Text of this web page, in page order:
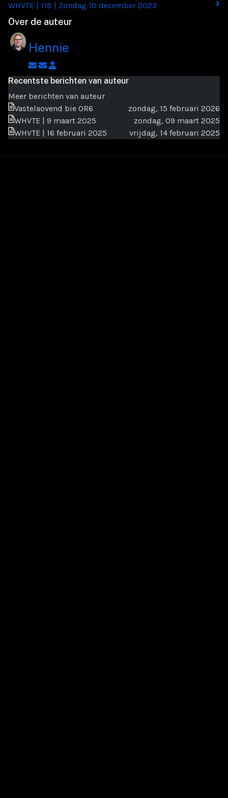
WHVTE | 118 | Zondag 10 december 2023
Over de auteur
Hennie
Abonneer
op
updates
Afmelden
op
van
auteur
Hennie
Recentste berichten van auteur
Meer berichten van auteur
zondag, 15 februari 2026
Vastelaovend bie OR6
zondag, 09 maart 2025
WHVTE | 9 maart 2025
vrijdag, 14 februari 2025
WHVTE | 16 februari 2025